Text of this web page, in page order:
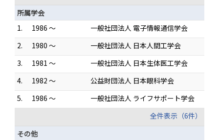
所属学会
1.
1986 ～
一般社団法人 電子情報通信学会
2.
1980 ～
一般社団法人 日本人間工学会
3.
1981 ～
一般社団法人 日本生体医工学会
4.
1982 ～
公益財団法人 日本眼科学会
5.
1986 ～
一般社団法人 ライフサポート学会
全件表示（6件）
その他